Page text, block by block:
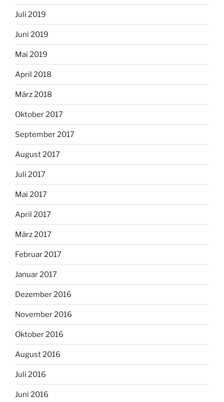
Juli 2019
Juni 2019
Mai 2019
April 2018
März 2018
Oktober 2017
September 2017
August 2017
Juli 2017
Mai 2017
April 2017
März 2017
Februar 2017
Januar 2017
Dezember 2016
November 2016
Oktober 2016
August 2016
Juli 2016
Juni 2016